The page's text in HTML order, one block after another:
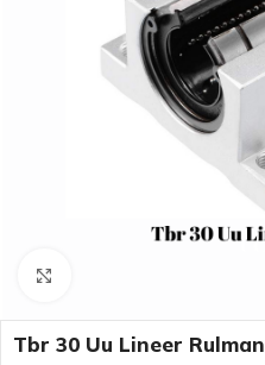
Tbr 30 Uu Lineer Rulman